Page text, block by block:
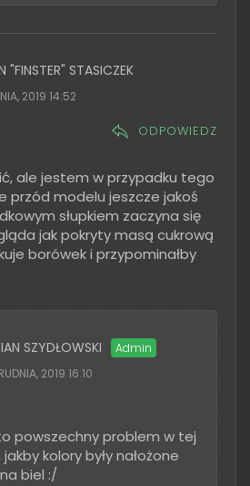
"FINSTER" STASICZEK
2019 14:52
ODPOWIEDZ
ale jestem w przypadku tego
przód modelu jeszcze jakoś
słupkiem zaczyna się
jak pokryty masą cukrową
borówek i przypominałby
SZYDŁOWSKI
2019 16:10
powszechny problem w tej
kolory były nałożone
biel :/